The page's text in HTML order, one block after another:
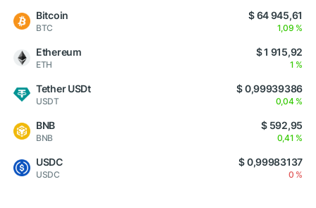
Bitcoin
BTC
$ 64 945,61
1,09 %
Ethereum
ETH
$ 1 915,92
1 %
Tether USDt
USDT
$ 0,99939386
0,04 %
BNB
BNB
$ 592,95
0,41 %
USDC
USDC
$ 0,99983137
0 %